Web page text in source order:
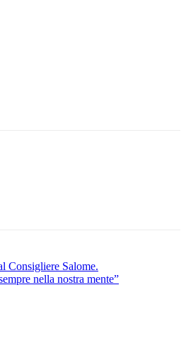
Consigliere Salome.
nella nostra mente”